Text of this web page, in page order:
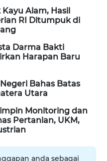
Alam, Hasil
RI Ditumpuk di
Darma Bakti
Harapan Baru
Bahas Batas
Utara
Monitoring dan
Pertanian, UKM,
anda sebagai